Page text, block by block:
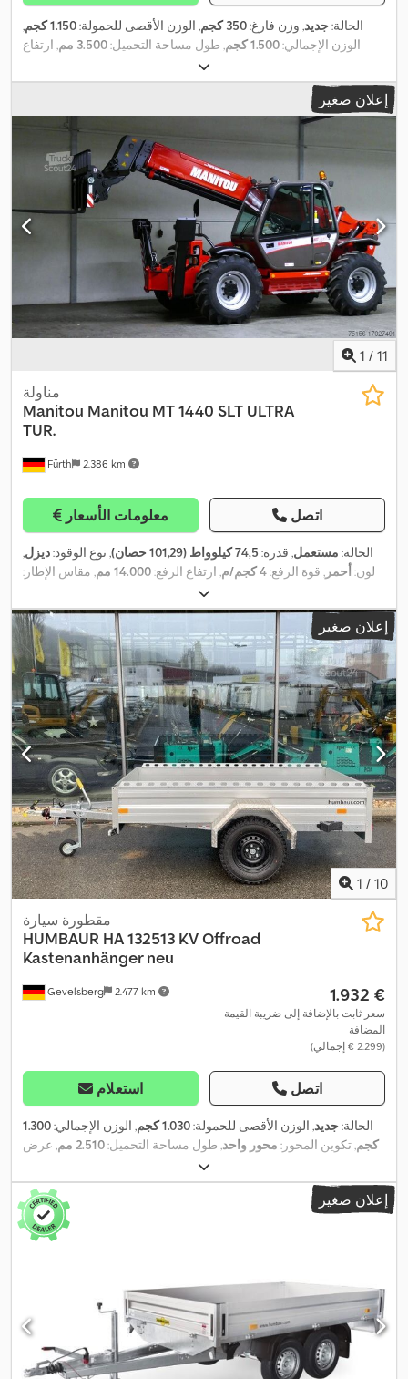
الحالة:جديد, وزن فارغ:350 كجم , الوزن الأقصى للحمولة:1.150 كجم
,
الوزن الإجمالي:1.500 كجم , طول مساحة التحميل:3.500 مم
, ارتفاع
مساحة التحميل:
إعلان صغير
1 / 11
Fürth 2.386 km
مناولة
Manitou Manitou MT 1440 SLT ULTRA
TUR.
معلومات الأسعار اتصل
الحالة: مستعمل, قدرة: 74,5 كيلوواط (101,29 حصان) , نوع الوقود:ديزل,
لون: أحمر , قوة الرفع:4 كجم/م , ارتفاع الرفع:14.000 مم
, مقاس الإطار:
98 نسبة مئوية
سنة الصنع:2007, ساعات التشغيل: 1.048 h , معدات:دفع رباعي, شوكة
منصات, كابينة
إعلان صغير
1 / 10
Gevelsberg 2.477 km
مقطورة سيارة
HUMBAUR HA 132513 KV Offroad
Kastenanhänger neu
‏1.932 €
سعر ثابت بالإضافة إلى ضريبة القيمة
المضافة
(‏2.299 € إجمالي)
استعلام اتصل
الحالة:جديد, الوزن الأقصى للحمولة:1.030 كجم , الوزن الإجمالي:1.300
كجم, تكوين المحور: محور واحد, طول مساحة التحميل:2.510 مم
, عرض
, ارتفاع مساحة التحميل:
الكلي:1.855 مم , الارتفاع الكلي:977 مم , سنة الصنع:2026 ,
إعلان صغير